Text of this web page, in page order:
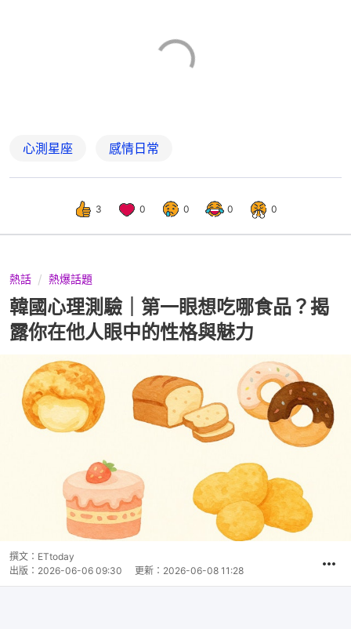
心測星座 感情日常
3 0 0 0 0
熱話 熱爆話題
韓國心理測驗｜第一眼想吃哪食品？揭
露你在他人眼中的性格與魅力
撰文： ETtoday
出版： 2026-06-06 09:30 更新： 2026-06-08 11:28